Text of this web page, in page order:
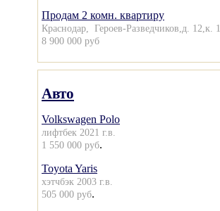
Продам 2 комн. квартиру
Краснодар, Героев-Разведчиков,д. 12,к. 1
8 900 000 руб
Авто
Volkswagen Polo
лифтбек 2021 г.в.
1 550 000 руб.
Toyota Yaris
хэтчбэк 2003 г.в.
505 000 руб.